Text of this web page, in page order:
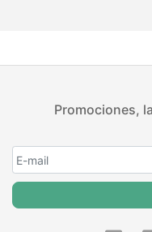
Promociones,